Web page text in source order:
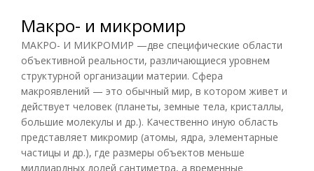
Макро- и микромир
МАКРО- И МИКРОМИР —две специфические области
объективной реальности, различающиеся уровнем
структурной организации материи. Сфера
макроявлений — это обычный мир, в котором живет и
действует человек (планеты, земные тела, кристаллы,
большие молекулы и др.). Качественно иную область
представляет микромир (атомы, ядра, элементарные
частицы и др.), где размеры объектов меньше
миллиардных долей сантиметра, а временные